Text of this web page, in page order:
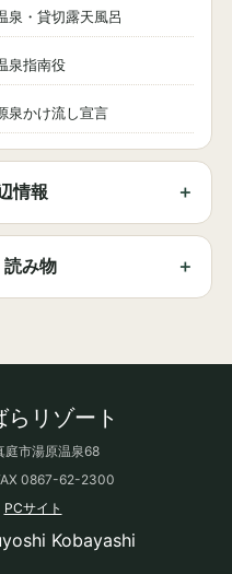
泉・貸切露天風呂
泉指南役
泉かけ流し宣言
情報
読み物
リゾート
市湯原温泉68
0867-62-2300
PCサイト
Kobayashi